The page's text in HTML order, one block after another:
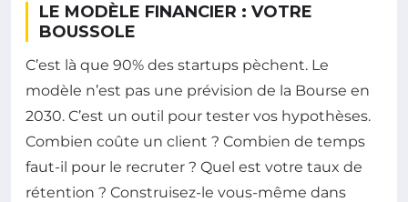
LE MODÈLE FINANCIER : VOTRE
BOUSSOLE
C’est là que 90% des startups pèchent. Le
modèle n’est pas une prévision de la Bourse en
2030. C’est un outil pour tester vos hypothèses.
Combien coûte un client ? Combien de temps
faut-il pour le recruter ? Quel est votre taux de
rétention ? Construisez-le vous-même dans